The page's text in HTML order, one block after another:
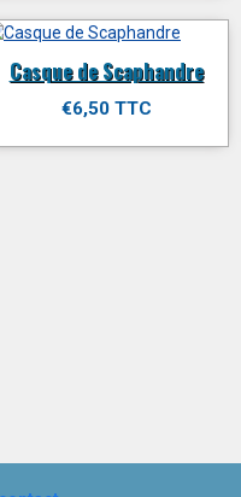
Casque de Scaphandre
€6,50 TTC